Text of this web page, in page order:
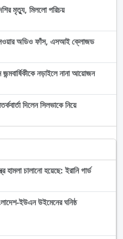
মৃত্যু, মিললো পরিচয়
অডিও ফাঁস, এসআই ক্লোজড
নড়াইলে নানা আয়োজন
দিলেন সিলভাকে নিয়ে
হামলা চালানো হয়েছে: ইরানি গার্ড
ইউএন উইমেনের ঘনিষ্ঠ